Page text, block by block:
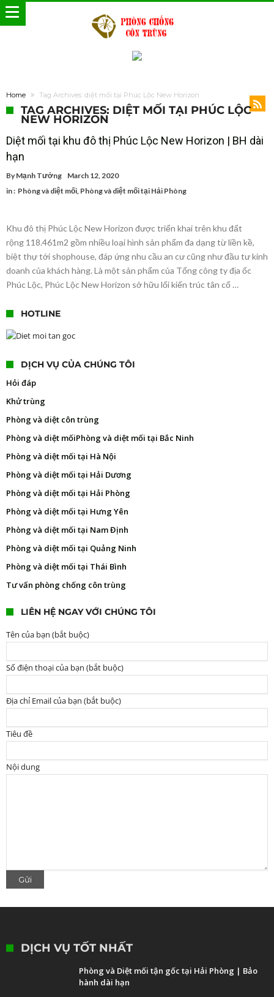
Home Tag Archives: diệt mối tại Phúc Lộc New Horizon
TAG ARCHIVES: DIỆT MỐI TẠI PHÚC LỘC
NEW HORIZON
Diệt mối tại khu đô thị Phúc Lộc New Horizon | BH dài
hạn
By Mạnh Tưởng
March 12, 2020
in : Phòng và diệt mối, Phòng và diệt mối tại Hải Phòng
Khu đô thị Phúc Lộc New Horizon được triển khai trên khu đất
rộng 118.461m2 gồm nhiều loại hình sản phẩm đa dạng từ liền kề,
biệt thự tới shophouse, đáp ứng nhu cầu an cư cũng như đầu tư kinh
doanh của khách hàng. Là một sản phẩm của Tổng công ty địa ốc
Phúc Lộc, Phúc Lộc New Horizon sở hữu lối kiến trúc tân cổ …
HOTLINE
DỊCH VỤ CỦA CHÚNG TÔI
Hỏi đáp
Khử trùng
Phòng và diệt côn trùng
Phòng và diệt mốiPhòng và diệt mối tại Bắc Ninh
Phòng và diệt mối tại Hà Nội
Phòng và diệt mối tại Hải Dương
Phòng và diệt mối tại Hải Phòng
Phòng và diệt mối tại Hưng Yên
Phòng và diệt mối tại Nam Định
Phòng và diệt mối tại Quảng Ninh
Phòng và diệt mối tại Thái Bình
Tư vấn phòng chống côn trùng
LIÊN HỆ NGAY VỚI CHÚNG TÔI
Tên của bạn (bắt buộc)
Số điện thoại của bạn (bắt buộc)
Địa chỉ Email của bạn (bắt buộc)
Tiêu đề
Nội dung
DỊCH VỤ TỐT NHẤT
Phòng và Diệt mối tận gốc tại Hải Phòng | Bảo
hành dài hạn